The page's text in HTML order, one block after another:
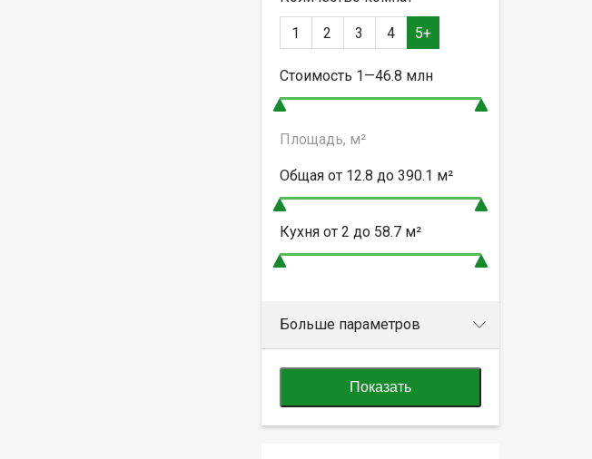
1 2 3 4 5+
Стоимость 1—46.8 млн
Площадь, м²
Общая от 12.8 до 390.1 м²
Кухня от 2 до 58.7м²
Больше параметров
Показать